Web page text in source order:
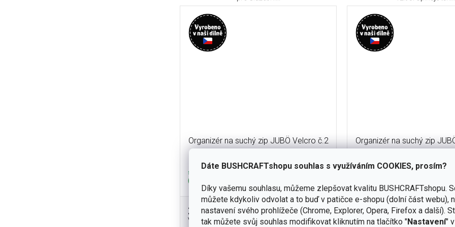
Dáte BUSHCRAFTshopu souhlas s využíváním COOKIES, prosím?
Díky vašemu souhlasu, můžeme zlepšovat kvalitu BUSHCRAFTshopu.
můžete kdykoliv odvolat a to buď v patičce e-shopu (dolní část webu),
nastavení svého prohlížeče (Chrome, Explorer, Opera, Firefox a další).
tak můžete svůj souhlas modifikovat kliknutím na tlačítko "Nastavení"
Organizér na suchý zip JUBÖ Velcro č.2
- zelený
skladem
(14 ks)
280 Kč
Do košíku
Velikost 75 x 105 mm. K dispozici 4 gumová
Organizér na suchý zip
- zelený
295 Kč
Velikost 120 x 105 mm.